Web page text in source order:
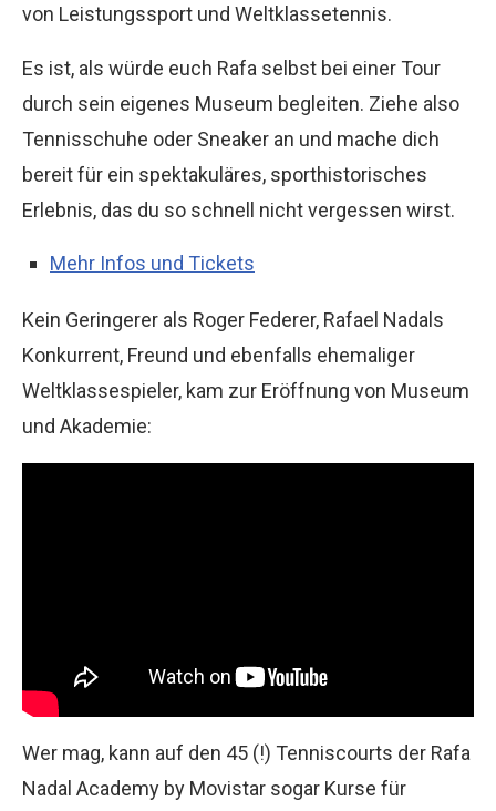
von Leistungssport und Weltklassetennis.
Es ist, als würde euch Rafa selbst bei einer Tour
durch sein eigenes Museum begleiten. Ziehe also
Tennisschuhe oder Sneaker an und mache dich
bereit für ein spektakuläres, sporthistorisches
Erlebnis, das du so schnell nicht vergessen wirst.
Mehr Infos und Tickets
Kein Geringerer als Roger Federer, Rafael Nadals
Konkurrent, Freund und ebenfalls ehemaliger
Weltklassespieler, kam zur Eröffnung von Museum
und Akademie:
Wer mag, kann auf den 45 (!) Tenniscourts der Rafa
Nadal Academy by Movistar sogar Kurse für